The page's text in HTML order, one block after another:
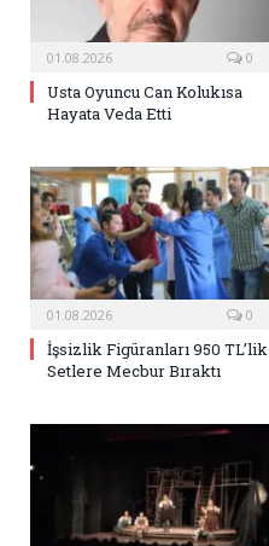
01.08.2026 0
Usta Oyuncu Can Kolukısa
Hayata Veda Etti
01.08.2026 0
İşsizlik Figüranları 950 TL’lik
Setlere Mecbur Bıraktı